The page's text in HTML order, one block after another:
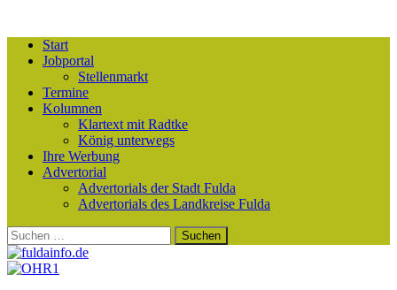
Start
Jobportal
Stellenmarkt
Termine
Kolumnen
Klartext mit Radtke
König unterwegs
Ihre Werbung
Advertorial
Advertorials der Stadt Fulda
Advertorials des Landkreise Fulda
Suchen
nach: